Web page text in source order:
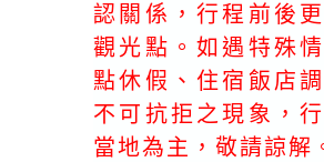
認關係，行程前後
觀光點。如遇特殊
點休假、住宿飯店
不可抗拒之現象，
當地為主，敬請諒解